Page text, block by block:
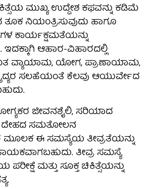
ಮುಖ್ಯ ಉದ್ದೇಶ ಕಫವನ್ನು ಕಡಿಮೆ
ತೂಕ ನಿಯಂತ್ರಿಸುವುದು ಹಾಗೂ
ಕಾರ್ಯಕ್ಷಮತೆಯನ್ನು
ಇದಕ್ಕಾಗಿ ಆಹಾರ-ವಿಹಾರದಲ್ಲಿ
ವ್ಯಾಯಾಮ, ಯೋಗ, ಪ್ರಾಣಾಯಾಮ,
ಸಲಹೆಯಂತೆ ಕೆಲವು ಆಯುರ್ವೇದ
ಜೀವನಶೈಲಿ, ಸರಿಯಾದ
ದೇಹದ ಸಮತೋಲನ
ಮೂಲಕ ಈ ಸಮಸ್ಯೆಯ ತೀವ್ರತೆಯನ್ನು
ತೀವ್ರ ಸಮಸ್ಯೆ
ಪರೀಕ್ಷೆ ಮತ್ತು ಸೂಕ್ತ ಚಿಕಿತ್ಸೆಯನ್ನು